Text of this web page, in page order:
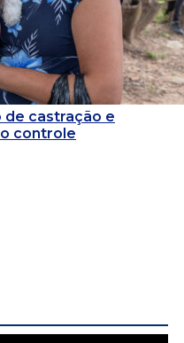
de castração e
controle